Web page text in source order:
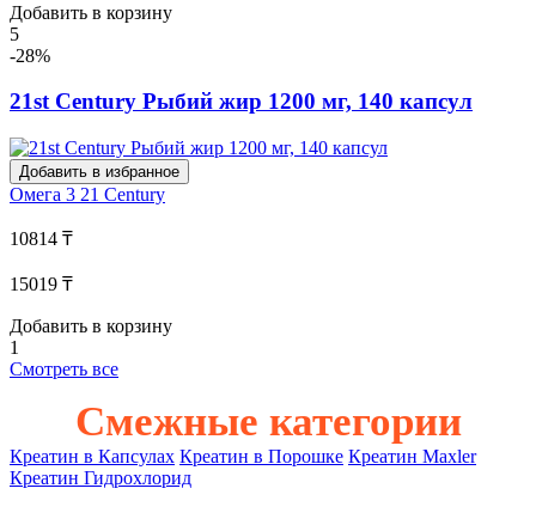
Добавить в корзину
5
-28%
21st Century Рыбий жир 1200 мг, 140 капсул
Добавить в избранное
Омега 3 21 Century
10814 ₸
15019 ₸
Добавить в корзину
1
Смотреть все
Смежные категории
Креатин в Капсулах Креатин в Порошке Креатин Maxler
Креатин Гидрохлорид